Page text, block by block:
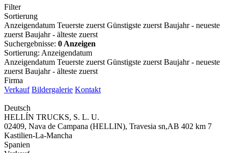
Filter
Sortierung
Anzeigendatum Teuerste zuerst Günstigste zuerst Baujahr - neueste
zuerst Baujahr - älteste zuerst
Suchergebnisse: 0 Anzeigen
Sortierung: Anzeigendatum
Anzeigendatum Teuerste zuerst Günstigste zuerst Baujahr - neueste
zuerst Baujahr - älteste zuerst
Firma
Verkauf Bildergalerie Kontakt
Deutsch
HELLÍN TRUCKS, S. L. U.
02409, Nava de Campana (HELLIN), Travesia sn,AB 402 km 7
Kastilien-La-Mancha
Spanien